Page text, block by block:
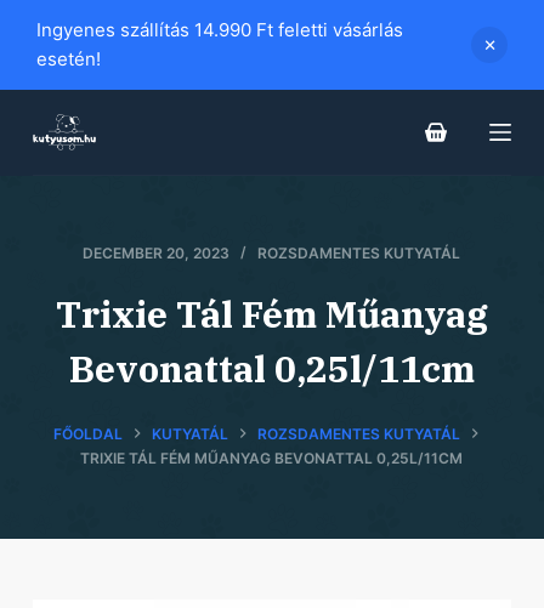
i
Ingyenes szállítás 14.990 Ft feletti vásárlás
esetén!
DECEMBER 20, 2023 ROZSDAMENTES KUTYATÁL
Trixie Tál Fém Műanyag
Bevonattal 0,25l/11cm
FŐOLDAL KUTYATÁL
ROZSDAMENTES KUTYATÁL
TRIXIE TÁL FÉM MŰANYAG BEVONATTAL 0,25L/11CM